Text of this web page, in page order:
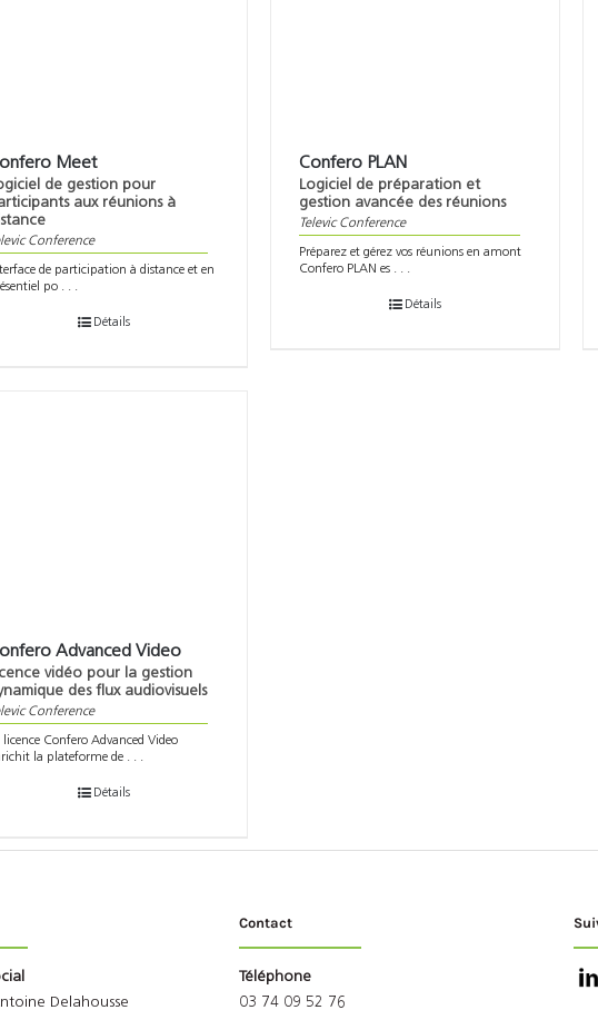
Meet
de gestion pour
aux réunions à
Conference
de participation à distance et en
po . . .
Détails
Confero PLAN
Logiciel de préparation et
gestion avancée des réunions
Televic Conference
Préparez et gérez vos réunions en amont
Confero PLAN es . . .
Détails
Advanced Video
vidéo pour la gestion
des flux audiovisuels
Conference
licence Confero Advanced Video
la plateforme de . . .
Détails
Delahousse
Contact
Téléphone
03 74 09 52 76